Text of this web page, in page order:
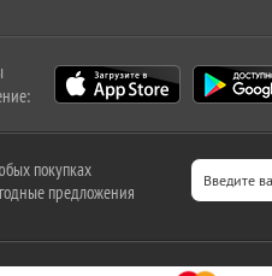
покупках
предложения